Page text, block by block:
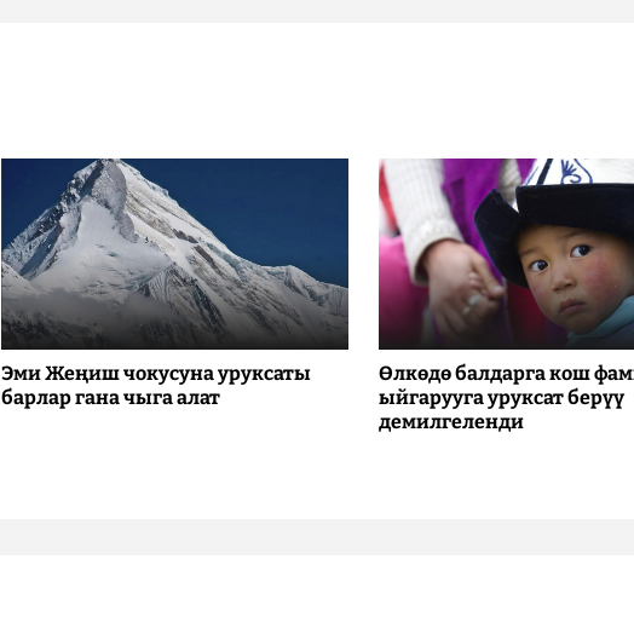
Эми Жеңиш чокусуна уруксаты
барлар гана чыга алат
Өлкөдө балдарга кош
ыйгарууга уруксат берүү
демилгеленди